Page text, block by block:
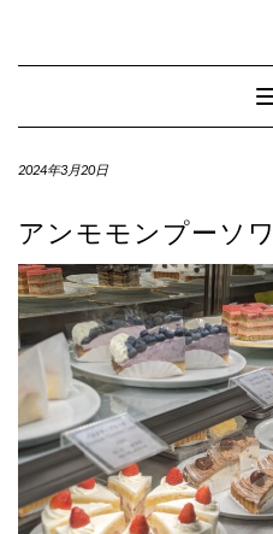
2024年3月20日
アンモモンプーソ